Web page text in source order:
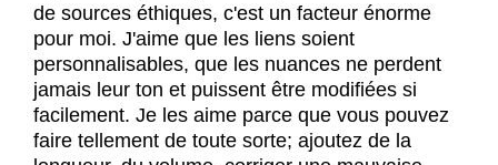
de sources éthiques, c'est un facteur énorme
pour moi. J'aime que les liens soient
personnalisables, que les nuances ne perdent
jamais leur ton et puissent être modifiées si
facilement. Je les aime parce que vous pouvez
faire tellement de toute sorte; ajoutez de la